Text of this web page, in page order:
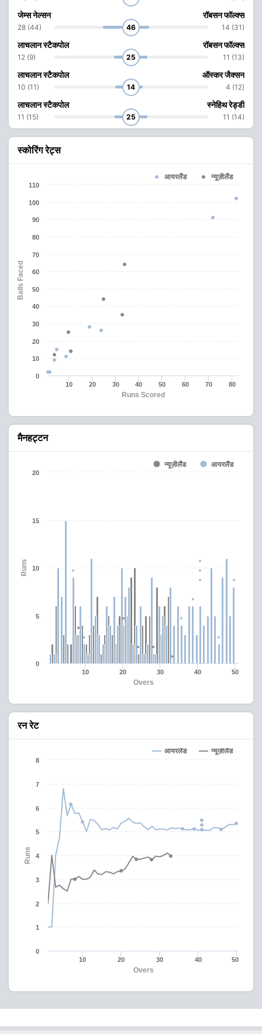
जेम्स नेल्सन
28 (44) 46
रॉबसन फॉल्क्स
14 (31)
लाचलान स्टैकपोल
12 (9) 25
रॉबसन फॉल्क्स
11 (13)
लाचलान स्टैकपोल
10 (11) 14
ऑस्कर जैक्सन
4 (12)
लाचलान स्टैकपोल
11 (15) 25
स्नेहिथ रेड्डी
11 (14)
स्कोरिंग रेट्स
Runs Scored
Balls Faced
आयरलैंड न्यूज़ीलैंड
10 20 30 40 50 60 70 80
0
10
20
30
40
50
60
70
80
90
100
110
मैनहट्टन
Overs
Runs
न्यूज़ीलैंड आयरलैंड
10 20 30 40 50
0
5
10
15
20
रन रेट
Overs
Runs
आयरलैंड न्यूज़ीलैंड
10 20 30 40 50
0
1
2
3
4
5
6
7
8